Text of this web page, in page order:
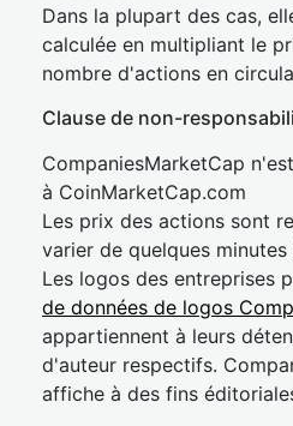
Dans la plupart des cas,
calculée en multipliant le
nombre d'actions en
Clause de non-
CompaniesMarketCap
à CoinMarketCap.com
Les prix des actions sont
varier de quelques minutes
Les logos des entreprises
de données de logos
appartiennent à leurs
d'auteur respectifs.
affiche à des fins